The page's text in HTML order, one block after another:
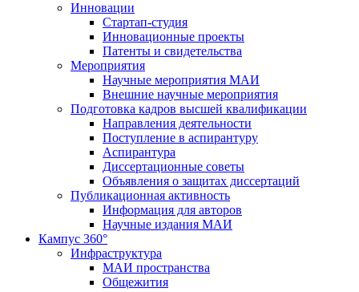
Инновации
Стартап-студия
Инновационные проекты
Патенты и свидетельства
Мероприятия
Научные мероприятия МАИ
Внешние научные мероприятия
Подготовка кадров высшей квалификации
Направления деятельности
Поступление в аспирантуру
Аспирантура
Диссертационные советы
Объявления о защитах диссертаций
Публикационная активность
Информация для авторов
Научные издания МАИ
Кампус 360°
Инфраструктура
МАИ пространства
Общежития